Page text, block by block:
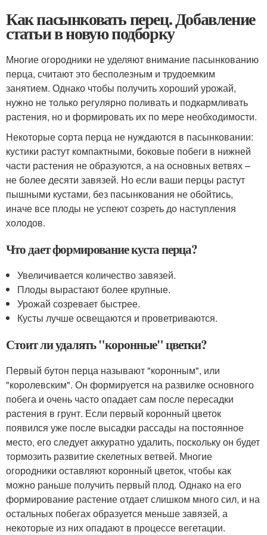
Как пасынковать перец. Добавление
статьи в новую подборку
Многие огородники не уделяют внимание пасынкованию
перца, считают это бесполезным и трудоемким
занятием. Однако чтобы получить хороший урожай,
нужно не только регулярно поливать и подкармливать
растения, но и формировать их по мере необходимости.
Некоторые сорта перца не нуждаются в пасынковании:
кустики растут компактными, боковые побеги в нижней
части растения не образуются, а на основных ветвях –
не более десяти завязей. Но если ваши перцы растут
пышными кустами, без пасынкования не обойтись,
иначе все плоды не успеют созреть до наступления
холодов.
Что дает формирование куста перца?
Увеличивается количество завязей.
Плоды вырастают более крупные.
Урожай созревает быстрее.
Кусты лучше освещаются и проветриваются.
Стоит ли удалять "коронные" цветки?
Первый бутон перца называют "коронным", или
"королевским". Он формируется на развилке основного
побега и очень часто опадает сам после пересадки
растения в грунт. Если первый коронный цветок
появился уже после высадки рассады на постоянное
место, его следует аккуратно удалить, поскольку он будет
тормозить развитие скелетных ветвей. Многие
огородники оставляют коронный цветок, чтобы как
можно раньше получить первый плод. Однако на его
формирование растение отдает слишком много сил, и на
остальных побегах образуется меньше завязей, а
некоторые из них опадают в процессе вегетации.